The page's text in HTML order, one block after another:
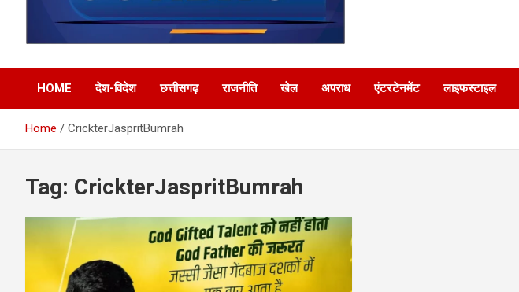
Khabar CG News
HOME देश-विदेश छत्तीसगढ़ राजनीति खेल अपराध एंटरटेनमेंट लाइफस्टाइल
Home CrickterJaspritBumrah
Tag: CrickterJaspritBumrah